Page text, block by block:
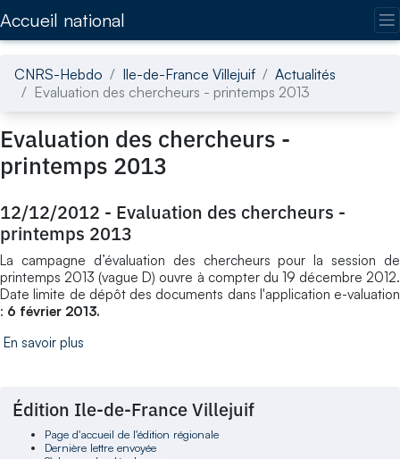
Accueil national
CNRS-Hebdo Ile-de-France Villejuif
Actualités
Evaluation des chercheurs - printemps 2013
Evaluation des chercheurs -
printemps 2013
12/12/2012 - Evaluation des chercheurs -
printemps 2013
La campagne d’évaluation des chercheurs pour la session de
printemps 2013 (vague D) ouvre à compter du 19 décembre 2012.
Date limite de dépôt des documents dans l'application e-valuation
: 6 février 2013.
En savoir plus
Édition Ile-de-France Villejuif
Page d'accueil de l'édition régionale
Dernière lettre envoyée